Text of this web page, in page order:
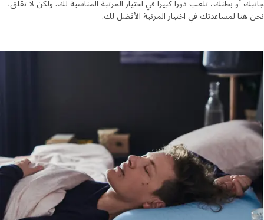
أو بطنك، تلعب دوراً كبيراً في اختيار المرتبة المناسبة لك. ولكن لا تقلق،
لمساعدتك في اختيار المرتبة الأفضل لك.